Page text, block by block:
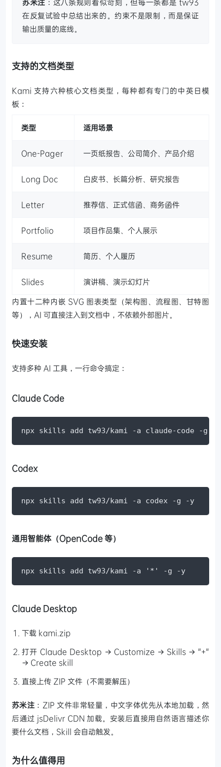
苏米注 ：这八条规则看似苛刻，但每一条都是 tw93
在反复试验中总结出来的。约束不是限制，而是保证
输出质量的底线。
支持的文档类型
Kami 支持六种核心文档类型，每种都有专门的中英日模
板：
类型 适用场景
One-Pager 一页纸报告、公司简介、产品介绍
Long Doc 白皮书、长篇分析、研究报告
Letter 推荐信、正式信函、商务函件
Portfolio 项目作品集、个人展示
Resume 简历、个人履历
Slides
演讲稿、演示幻灯片
内置十二种内嵌 SVG 图表类型（架构图、流程图、甘特图
等），AI 可直接注入到文档中，不依赖外部图片。
快速安装
支持多种 AI 工具，一行命令搞定：
Claude Code
npx skills add tw93/kami -a claude-code -g -y
Codex
npx skills add tw93/kami -a codex -g -y
通用智能体（OpenCode 等）
npx skills add tw93/kami -a '*' -g -y
Claude Desktop
下载 kami.zip
打开 Claude Desktop → Customize → Skills → "+"
→ Create skill
直接上传 ZIP 文件（不需要解压）
苏米注 ：ZIP 文件非常轻量，中文字体优先从本地加载，然
后通过 jsDelivr CDN 加载。安装后直接用自然语言描述你
要什么文档，Skill 会自动触发。
为什么值得用